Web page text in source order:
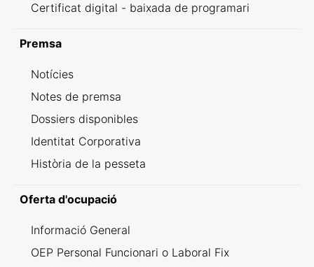
Certificat digital - baixada de programari
Premsa
Notícies
Notes de premsa
Dossiers disponibles
Identitat Corporativa
Història de la pesseta
Oferta d'ocupació
Informació General
OEP Personal Funcionari o Laboral Fix